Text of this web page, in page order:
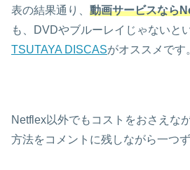
表の結果通り、 動画サービスなら
も、DVDやブルーレイじゃないと
TSUTAYA DISCASがオススメです
Netflex以外でもコストをおさえな
方法をコメントに残しながら一つ